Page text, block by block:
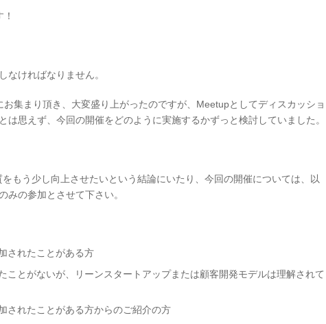
なければなりません。
集まり頂き、大変盛り上がったのですが、Meetupとしてディスカッショ
は思えず、今回の開催をどのように実施するかずっと検討していました。
もう少し向上させたいという結論にいたり、今回の開催については、以
みの参加とさせて下さい。
されたことがある方
ことがないが、リーンスタートアップまたは顧客開発モデルは理解されて
されたことがある方からのご紹介の方